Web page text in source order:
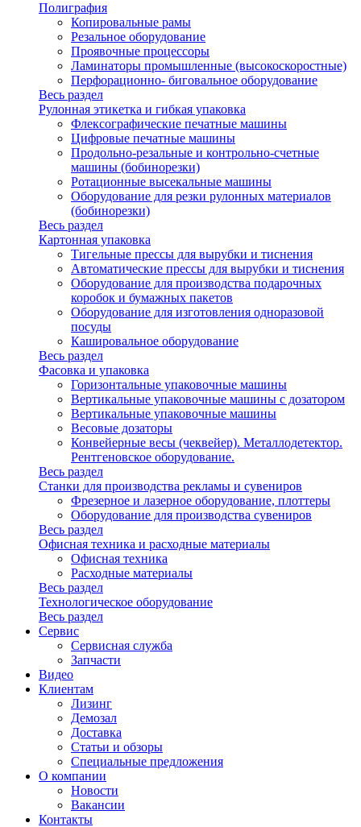
Полиграфия
Копировальные рамы
Резальное оборудование
Проявочные процессоры
Ламинаторы промышленные (высокоскоростные)
Перфорационно- биговальное оборудование
Весь раздел
Рулонная этикетка и гибкая упаковка
Флексографические печатные машины
Цифровые печатные машины
Продольно-резальные и контрольно-счетные
машины (бобинорезки)
Ротационные высекальные машины
Оборудование для резки рулонных материалов
(бобинорезки)
Весь раздел
Картонная упаковка
Тигельные прессы для вырубки и тиснения
Автоматические прессы для вырубки и тиснения
Оборудование для производства подарочных
коробок и бумажных пакетов
Оборудование для изготовления одноразовой
посуды
Кашировальное оборудование
Весь раздел
Фасовка и упаковка
Горизонтальные упаковочные машины
Вертикальные упаковочные машины с дозатором
Вертикальные упаковочные машины
Весовые дозаторы
Конвейерные весы (чеквейер). Металлодетектор.
Рентгеновское оборудование.
Весь раздел
Станки для производства рекламы и сувениров
Фрезерное и лазерное оборудование, плоттеры
Оборудование для производства сувениров
Весь раздел
Офисная техника и расходные материалы
Офисная техника
Расходные материалы
Весь раздел
Технологическое оборудование
Весь раздел
Сервис
Сервисная служба
Запчасти
Видео
Клиентам
Лизинг
Демозал
Доставка
Статьи и обзоры
Специальные предложения
О компании
Новости
Вакансии
Контакты